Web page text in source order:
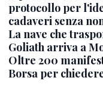
protocollo per
cadaveri senza
La nave che
Goliath arriva a
Oltre 200
Borsa per